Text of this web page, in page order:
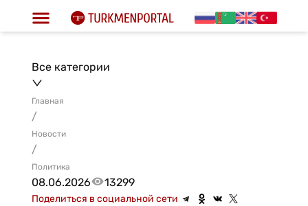
Все категории
Главная
/
Новости
/
Политика
08.06.2026 13299
Поделиться в социальной сети